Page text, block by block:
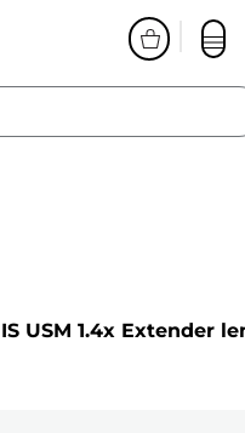
USM 1.4x Extender